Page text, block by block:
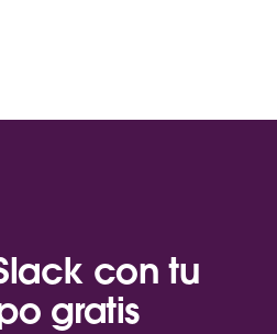
con tu
gratis